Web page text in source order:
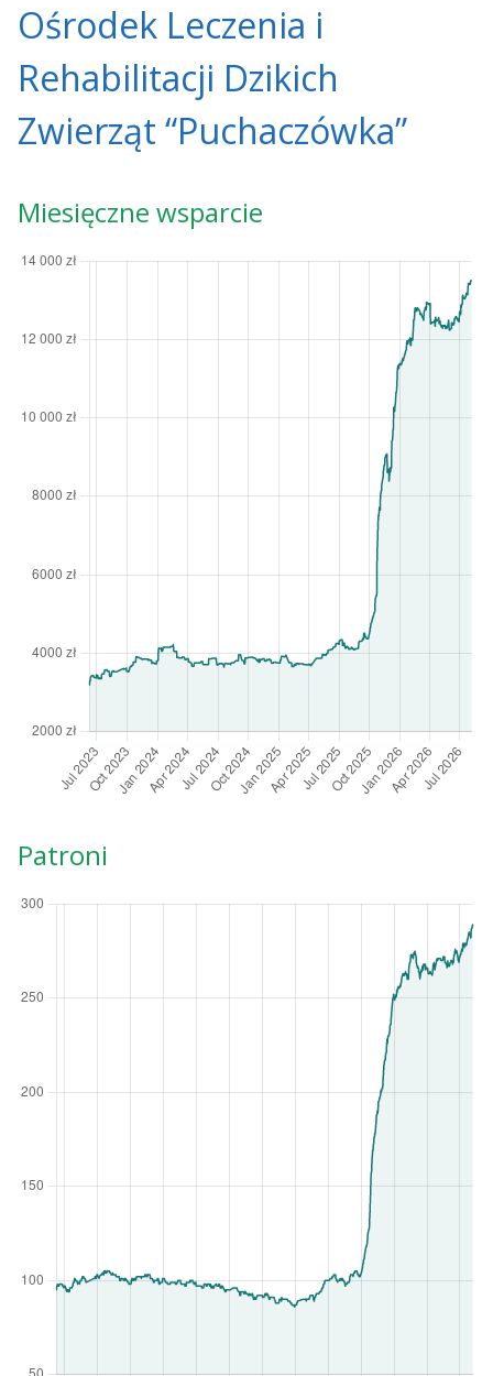
Ośrodek Leczenia i
Rehabilitacji Dzikich
Zwierząt “Puchaczówka”
Miesięczne wsparcie
Patroni